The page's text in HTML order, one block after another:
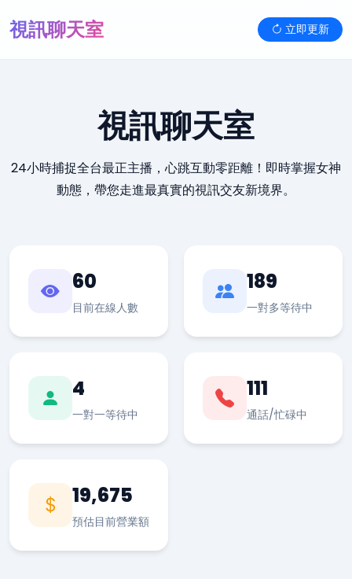
視訊聊天室 立即更新
視訊聊天室
24小時捕捉全台最正主播，心跳互動零距離！即時掌握女神
動態，帶您走進最真實的視訊交友新境界。
60
目前在線人數
189
一對多等待中
4
一對一等待中
111
通話/忙碌中
19,675
預估目前營業額